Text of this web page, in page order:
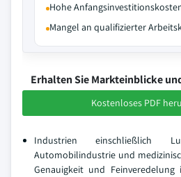
Hohe
Mangel an qualifizierter
Erhalten Sie Markteinblicke
Kostenloses PDF
Industrien einschließlich
Automobilindustrie und
Genauigkeit und